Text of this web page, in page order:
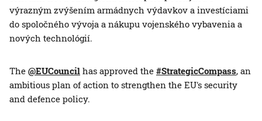
výrazným zvýšením armádnych výdavkov a investíciami
do spoločného vývoja a nákupu vojenského vybavenia a
nových technológií.
The @EUCouncil has approved the #StrategicCompass, an
ambitious plan of action to strengthen the EU's security
and defence policy.